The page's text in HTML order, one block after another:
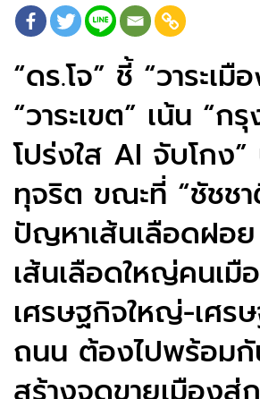
“ดร.โจ” ชี้ “วาระเมื
“วาระเขต” เน้น “ก
โปร่งใส AI จับโกง
ทุจริต ขณะที่ “ชัชช
ปัญหาเส้นเลือดฝอ
เส้นเลือดใหญ่คนเมื
เศรษฐกิจใหญ่-เศร
ถนน ต้องไปพร้อมกั